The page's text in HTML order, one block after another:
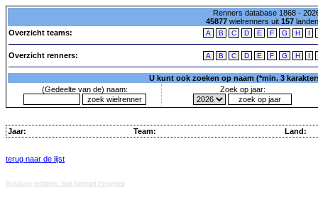
Renners database 1868 -
45877wielrenners uit 157
Overzicht teams:
A B C D E F G H I
Overzicht renners: A B C D E F G H I
U kunt ook zoeken op naam (*min. 3
(Gedeelte van de) naam:
Zoek op jaar:
Jaar: Team: Land:
terug naar de lijst
Database techniek: Sini Internet Projecten